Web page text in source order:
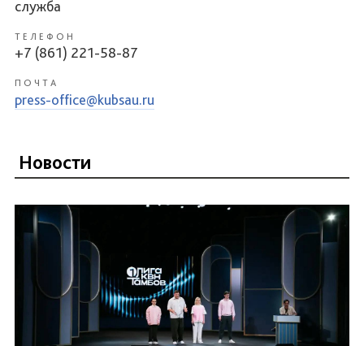
служба
ТЕЛЕФОН
+7 (861) 221-58-87
ПОЧТА
press-office@kubsau.ru
Новости